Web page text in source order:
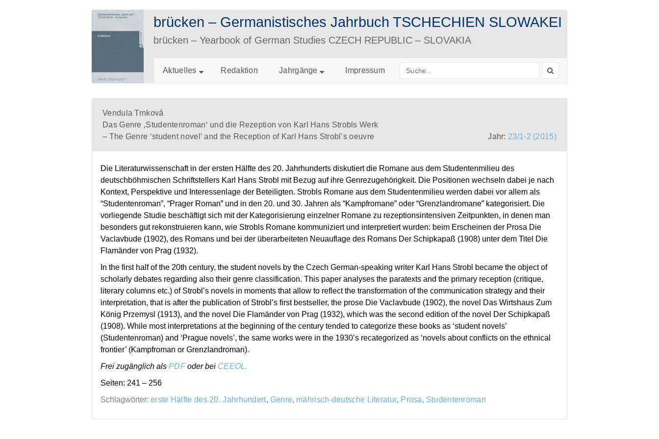
brücken – Germanistisches Jahrbuch TSCHECHIEN SLOWAKEI
brücken – Yearbook of German Studies CZECH REPUBLIC – SLOVAKIA
Aktuelles Redaktion Jahrgänge Impressum
Vendula Trnková
Das Genre ‚Studentenroman‘ und die Rezeption von Karl Hans Strobls Werk
– The Genre ‘student novel’ and the Reception of Karl Hans Strobl’s oeuvre
Jahr: 23/1-2 (2015)
Die Literaturwissenschaft in der ersten Hälfte des 20. Jahrhunderts diskutiert die Romane aus dem Studentenmilieu des
deutschböhmischen Schriftstellers Karl Hans Strobl mit Bezug auf ihre Genrezugehörigkeit. Die Positionen wechseln dabei je nach
Kontext, Perspektive und Interessenlage der Beteiligten. Strobls Romane aus dem Studentenmilieu werden dabei vor allem als
“Studentenroman”, “Prager Roman” und in den 20. und 30. Jahren als “Kampfromane” oder “Grenzlandromane” kategorisiert. Die
vorliegende Studie beschäftigt sich mit der Kategorisierung einzelner Romane zu rezeptionsintensiven Zeitpunkten, in denen man
besonders gut rekonstruieren kann, wie Strobls Romane kommuniziert und interpretiert wurden: beim Erscheinen der Prosa Die
Vaclavbude (1902), des Romans und bei der überarbeiteten Neuauflage des Romans Der Schipkapaß (1908) unter dem Titel Die
Flamänder von Prag (1932).
In the first half of the 20th century, the student novels by the Czech German-speaking writer Karl Hans Strobl became the object of
scholarly debates regarding also their genre classification. This paper analyses the paratexts and the primary reception (critique,
literary columns etc.) of Strobl’s novels in moments that allow to reflect the transformation of the communication strategy and their
interpretation, that is after the publication of Strobl’s first bestseller, the prose Die Vaclavbude (1902), the novel Das Wirtshaus Zum
König Przemysl (1913), and the novel Die Flamänder von Prag (1932), which was the second edition of the novel Der Schipkapaß
(1908). While most interpretations at the beginning of the century tended to categorize these books as ‘student novels’
(Studentenroman) and ‘Prague novels’, the same works were in the 1930’s recategorized as ‘novels about conflicts on the ethnical
frontier’ (Kampfroman or Grenzlandroman).
Frei zugänglich als PDFoder bei CEEOL.
Seiten: 241 – 256
Schlagwörter: erste Hälfte des 20. Jahrhundert, Genre, mährisch-deutsche Literatur, Prosa, Studentenroman